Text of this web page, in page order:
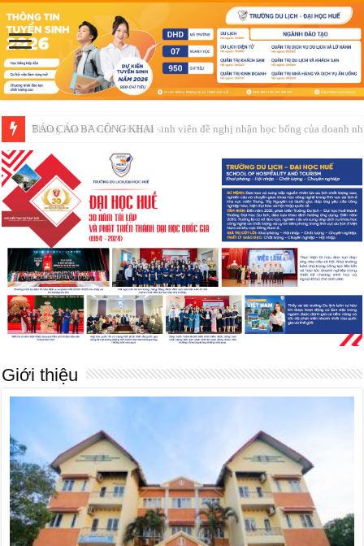
Thông báo về việc xét chọn sinh viên đề nghị nhận học bổng của doanh
Giới thiệu